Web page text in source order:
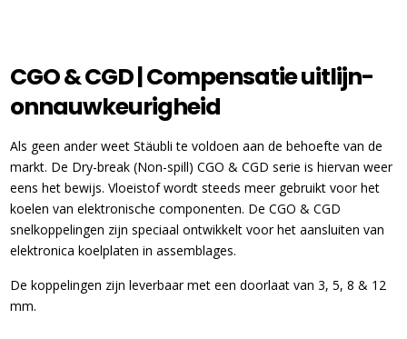
CGO & CGD | Compensatie uitlijn-
onnauwkeurigheid
Als geen ander weet Stäubli te voldoen aan de behoefte van de
markt. De Dry-break (Non-spill) CGO & CGD serie is hiervan weer
eens het bewijs. Vloeistof wordt steeds meer gebruikt voor het
koelen van elektronische componenten. De CGO & CGD
snelkoppelingen zijn speciaal ontwikkelt voor het aansluiten van
elektronica koelplaten in assemblages.
De koppelingen zijn leverbaar met een doorlaat van 3, 5, 8 & 12
mm.